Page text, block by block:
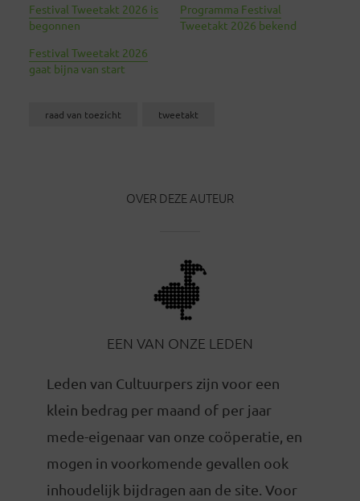
Festival Tweetakt 2026 is
begonnen
Programma Festival
Tweetakt 2026 bekend
Festival Tweetakt 2026
gaat bijna van start
raad van toezicht tweetakt
OVER DEZE AUTEUR
EEN VAN ONZE LEDEN
Leden van Cultuurpers zijn voor een
klein bedrag per maand of per jaar
mede-eigenaar van onze coöperatie, en
mogen in voorkomende gevallen ook
inhoudelijk bijdragen aan de site. Voor